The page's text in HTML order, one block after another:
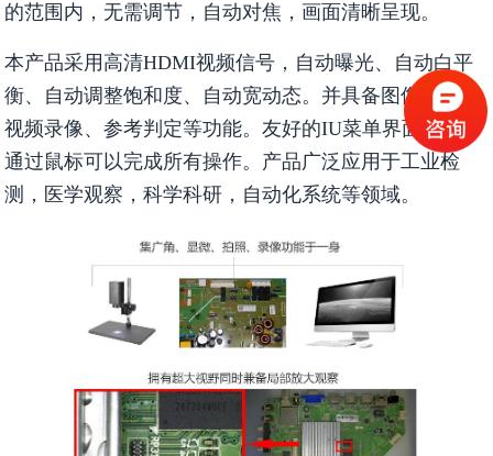
的范围内，无需调节，自动对焦，画面清晰呈现。
本产品采用高清HDMI视频信号，自动曝光、自动白平
衡、自动调整饱和度、自动宽动态。并具备图像存储、
视频录像、参考判定等功能。友好的IU菜单界面控制，
通过鼠标可以完成所有操作。产品广泛应用于工业检
测，医学观察，科学科研，自动化系统等领域。